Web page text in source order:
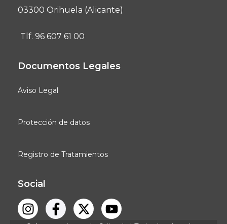
03300 Orihuela (Alicante)
Tlf. 96 607 61 00
Documentos Legales
Aviso Legal
Protección de datos
Registro de Tratamientos
Social